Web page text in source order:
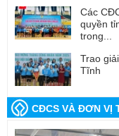
Các
quyền
trong...
Trao
Tĩnh
CĐCS VÀ ĐƠN VỊ